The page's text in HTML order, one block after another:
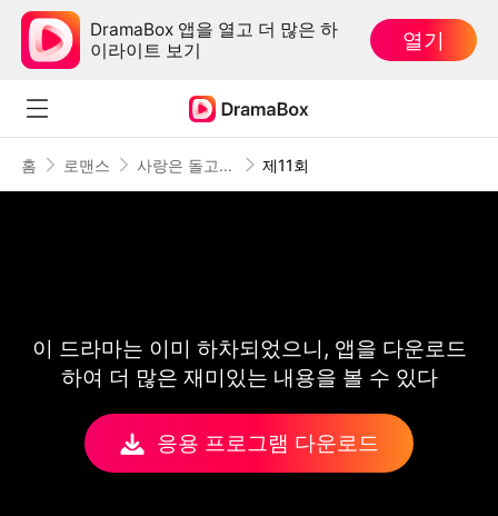
DramaBox 앱을 열고 더 많은 하
이라이트 보기
열기
홈 로맨스 사랑은 돌고 돌아 제11회
이 드라마는 이미 하차되었으니, 앱을 다운로드
하여 더 많은 재미있는 내용을 볼 수 있다
응용 프로그램 다운로드